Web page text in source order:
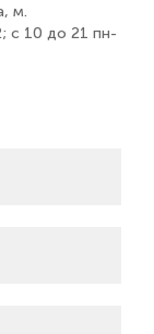
м.
с 10 до 21 пн-